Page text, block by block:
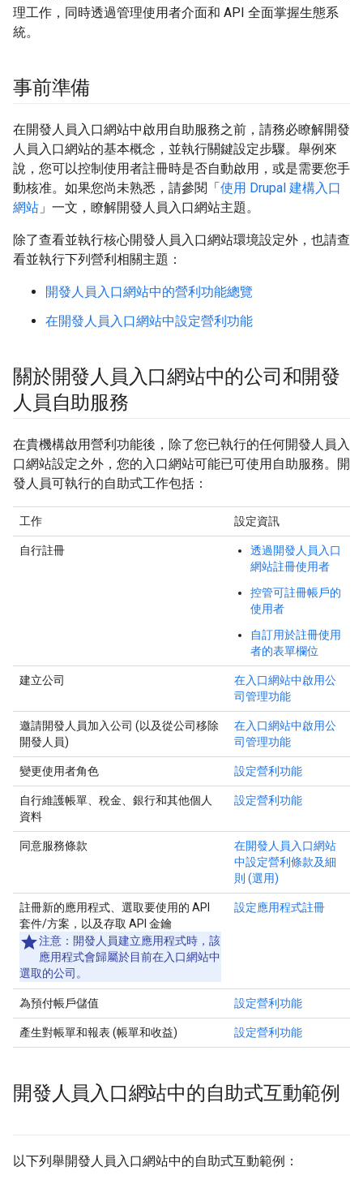
理工作，同時透過管理使用者介面和 API 全面掌握生態系
統。
事前準備
在開發人員入口網站中啟用自助服務之前，請務必瞭解開發
人員入口網站的基本概念，並執行關鍵設定步驟。舉例來
說，您可以控制使用者註冊時是否自動啟用，或是需要您手
動核准。如果您尚未熟悉，請參閱「使用 Drupal 建構入口
網站 」一文，瞭解開發人員入口網站主題。
除了查看並執行核心開發人員入口網站環境設定外，也請查
看並執行下列營利相關主題：
開發人員入口網站中的營利功能總覽
在開發人員入口網站中設定營利功能
關於開發人員入口網站中的公司和開發
人員自助服務
在貴機構啟用營利功能後，除了您已執行的任何開發人員入
口網站設定之外，您的入口網站可能已可使用自助服務。開
發人員可執行的自助式工作包括：
工作 設定資訊
自行註冊
透過開發人員入口
網站註冊使用者
控管可註冊帳戶的
使用者
自訂用於註冊使用
者的表單欄位
建立公司
在入口網站中啟用公
司管理功能
邀請開發人員加入公司 (以及從公司移除
開發人員)
在入口網站中啟用公
司管理功能
變更使用者角色 設定營利功能
自行維護帳單、稅金、銀行和其他個人
資料
設定營利功能
同意服務條款
在開發人員入口網站
中設定營利條款及細
則 (選用)
註冊新的應用程式、選取要使用的 API
套件/方案，以及存取 API 金鑰
注意： 開發人員建立應用程式時，該
應用程式會歸屬於目前在入口網站中
選取的公司。
設定應用程式註冊
為預付帳戶儲值 設定營利功能
產生對帳單和報表 (帳單和收益) 設定營利功能
開發人員入口網站中的自助式互動範例
以下列舉開發人員入口網站中的自助式互動範例：